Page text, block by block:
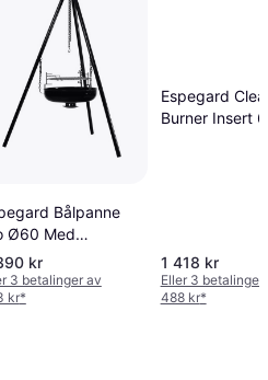
Bålpanne
Ø60 Med
kr
3 betalinger av
kr*
Espegard
Burner Insert
1 418 kr
Eller 3 betalinger
488 kr*